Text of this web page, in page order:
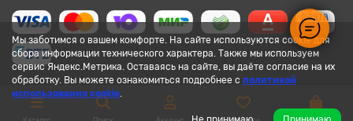
Мы заботимся о вашем комфорте. На сайте используются cookie для
сбора информации технического характера. Также мы используем
сервис Яндекс.Метрика. Оставаясь на сайте, вы даёте согласие на их
обработку. Вы можете ознакомиться подробнее с политикой
использования cookie.